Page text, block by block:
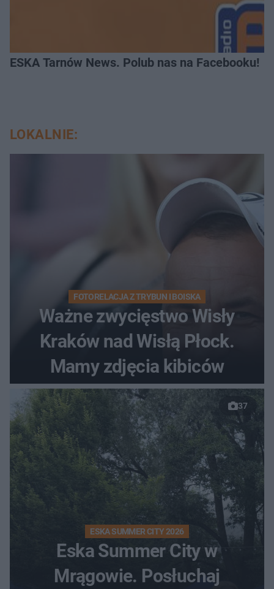
ESKA Tarnów News. Polub nas na Facebooku!
LOKALNIE:
FOTORELACJA Z TRYBUN I BOISKA
Ważne zwycięstwo Wisły
Kraków nad Wisłą Płock.
Mamy zdjęcia kibiców
37
ESKA SUMMER CITY 2026
Eska Summer City w
Mrągowie. Posłuchaj